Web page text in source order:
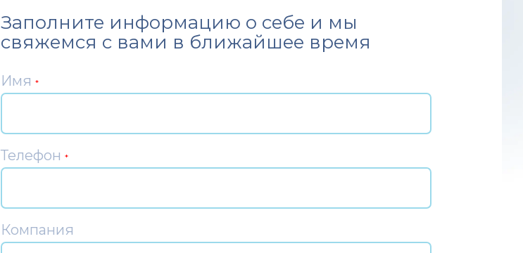
Заполните информацию о себе и мы
свяжемся с вами в ближайшее время
Имя *
Телефон *
Компания